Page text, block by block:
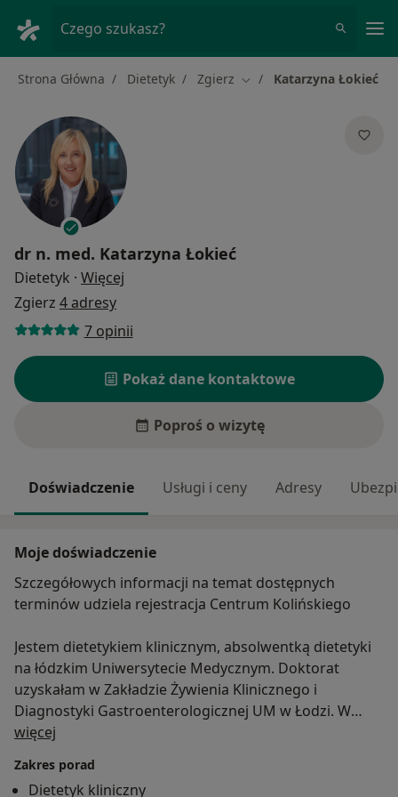
Czego szukasz?
Strona Główna Dietetyk Zgierz Zmień miasto
Katarzyna Łokieć
dr n. med. Katarzyna Łokieć
Dietetyk · Więcej
Zgierz 4 adresy
7 opinii
Pokaż dane kontaktowe
Poproś o wizytę
Doświadczenie Usługi i ceny Adresy
Moje doświadczenie
Szczegółowych informacji na temat dostępnych
terminów udziela rejestracja Centrum Kolińskiego
Jestem dietetykiem klinicznym, absolwentką dietetyki
na łódzkim Uniwersytecie Medycznym. Doktorat
uzyskałam w Zakładzie Żywienia Klinicznego i
Diagnostyki Gastroenterologicznej UM w Łodzi. W
prowadzonych badania naukowych zajmowałam się
okresie okołomenopauzalnym. Doświadczenie
więcej
Zakres porad
Dietetyk kliniczny